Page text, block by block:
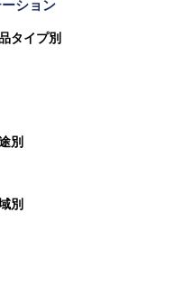
ション
タイプ別
別
別